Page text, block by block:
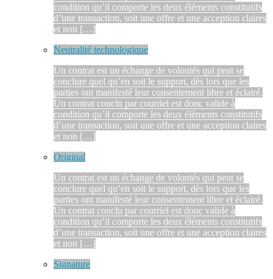
condition qu’il comporte les deux éléments constitutifs
d’une transaction, soit une offre et une acception claires
et non […]
Neutralité technologique
Un contrat est un échange de volontés qui peut se
conclure quel qu’en soit le support, dès lors que les
parties ont manifesté leur consentement libre et éclairé.
Un contrat conclu par courriel est donc valide à
condition qu’il comporte les deux éléments constitutifs
d’une transaction, soit une offre et une acception claires
et non […]
Original
Un contrat est un échange de volontés qui peut se
conclure quel qu’en soit le support, dès lors que les
parties ont manifesté leur consentement libre et éclairé.
Un contrat conclu par courriel est donc valide à
condition qu’il comporte les deux éléments constitutifs
d’une transaction, soit une offre et une acception claires
et non […]
Signature